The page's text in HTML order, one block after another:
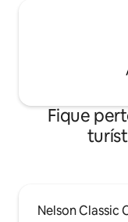
Fique
Nelson Classic